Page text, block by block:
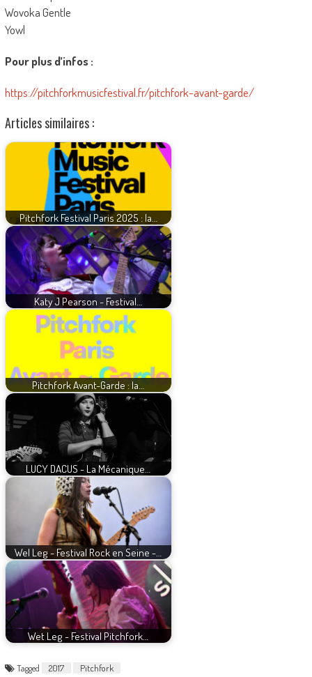
Wovoka Gentle
Yowl
Pour plus d’infos :
https://pitchforkmusicfestival.fr/pitchfork-avant-garde/
Articles similaires :
Pitchfork Festival Paris 2025 : la…
Katy J Pearson - Festival…
Pitchfork Avant-Garde : la…
LUCY DACUS - La Mécanique…
Wel Leg - Festival Rock en Seine -…
Wet Leg - Festival Pitchfork…
Tagged 2017 Pitchfork